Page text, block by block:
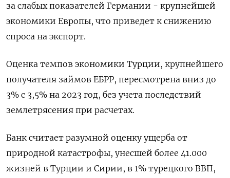
за слабых показателей Германии - крупнейшей
экономики Европы, что приведет к снижению
спроса на экспорт.
Оценка темпов экономики Турции, крупнейшего
получателя займов ЕБРР, пересмотрена вниз до
3% с 3,5% на 2023 год, без учета последствий
землетрясения при расчетах.
Банк считает разумной оценку ущерба от
природной катастрофы, унесшей более 41.000
жизней в Турции и Сирии, в 1% турецкого ВВП,